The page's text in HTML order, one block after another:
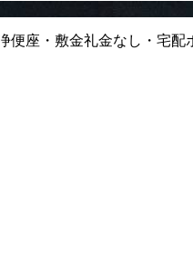
座・敷金礼金なし・宅